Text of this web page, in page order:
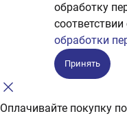
обработку
обработки
Принять
Оплачивайте покупку